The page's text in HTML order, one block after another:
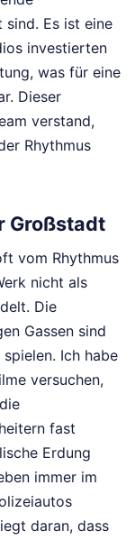
sind. Es ist eine
investierten
was für eine
Dieser
verstand,
Rhythmus
Großstadt
vom Rhythmus
nicht als
Die
Gassen sind
Ich habe
versuchen,
fast
Erdung
immer im
daran, dass